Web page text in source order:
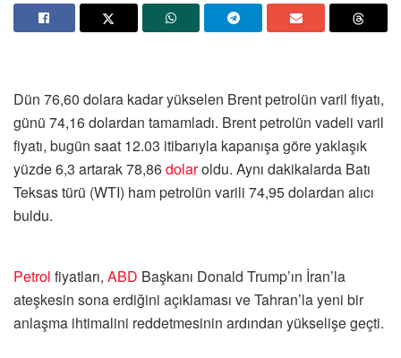
Dün 76,60 dolara kadar yükselen Brent petrolün varil fiyatı,
günü 74,16 dolardan tamamladı. Brent petrolün vadeli varil
fiyatı, bugün saat 12.03 itibarıyla kapanışa göre yaklaşık
yüzde 6,3 artarak 78,86dolaroldu. Aynı dakikalarda Batı
Teksas türü (WTI) ham petrolün varili 74,95 dolardan alıcı
buldu.
Petrol fiyatları, ABD Başkanı Donald Trump’ın İran’la
ateşkesin sona erdiğini açıklaması ve Tahran’la yeni bir
anlaşma ihtimalini reddetmesinin ardından yükselişe geçti.